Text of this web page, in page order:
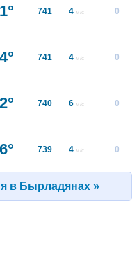
741 4 м/с 0
741 4 м/с 0
740 6 м/с 0
739 4 м/с 0
в Бырладянах »